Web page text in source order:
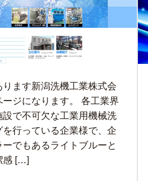
ます新潟洗機工業株式会
ジになります。 各工業界
で不可欠な工業用機械洗
行っている企業様で、企
でもあるライトブルーと
感 […]